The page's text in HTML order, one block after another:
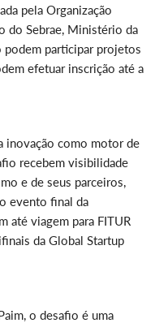
pela Organização
do Sebrae, Ministério da
podem participar projetos
efetuar inscrição até a
inovação como motor de
recebem visibilidade
e de seus parceiros,
evento final da
até viagem para FITUR
da Global Startup
o desafio é uma